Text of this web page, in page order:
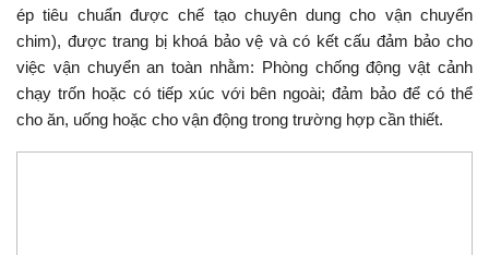
ép tiêu chuẩn được chế tạo chuyên dung cho vận chuyển
chim), được trang bị khoá bảo vệ và có kết cấu đảm bảo cho
việc vận chuyển an toàn nhằm: Phòng chống động vật cảnh
chạy trốn hoặc có tiếp xúc với bên ngoài; đảm bảo để có thể
cho ăn, uống hoặc cho vận động trong trường hợp cần thiết.